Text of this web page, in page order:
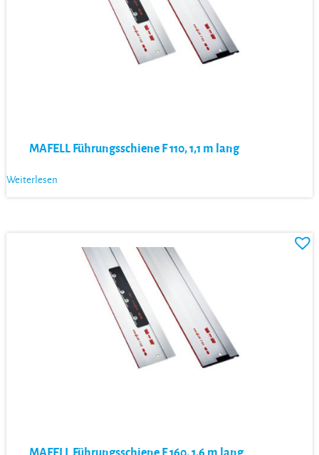
MAFELL Führungsschiene F 110, 1,1 m lang
Weiterlesen